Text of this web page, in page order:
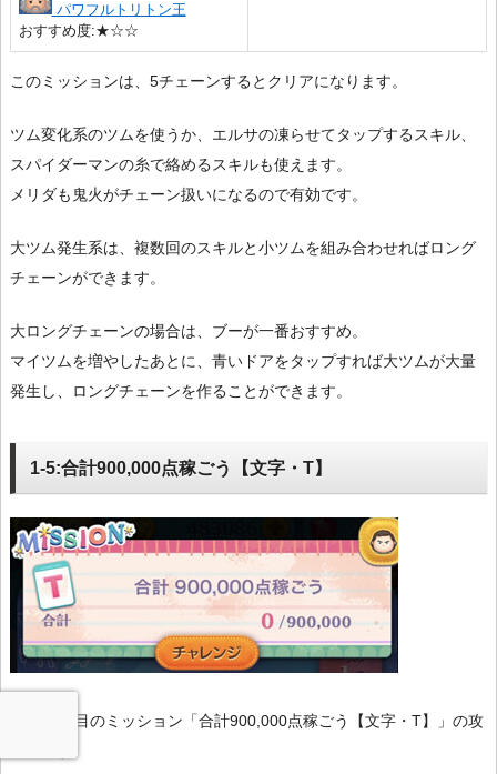
パワフルトリトン王
おすすめ度:★☆☆
このミッションは、5チェーンするとクリアになります。
ツム変化系のツムを使うか、エルサの凍らせてタップするスキル、
スパイダーマンの糸で絡めるスキルも使えます。
メリダも鬼火がチェーン扱いになるので有効です。
大ツム発生系は、複数回のスキルと小ツムを組み合わせればロング
チェーンができます。
大ロングチェーンの場合は、ブーが一番おすすめ。
マイツムを増やしたあとに、青いドアをタップすれば大ツムが大量
発生し、ロングチェーンを作ることができます。
1-5:合計900,000点稼ごう【文字・T】
1枚目5個目のミッション「合計900,000点稼ごう【文字・T】」の攻